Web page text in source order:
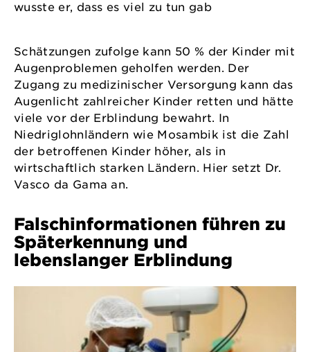
wusste er, dass es viel zu tun gab
Schätzungen zufolge kann 50 % der Kinder mit
Augenproblemen geholfen werden. Der
Zugang zu medizinischer Versorgung kann das
Augenlicht zahlreicher Kinder retten und hätte
viele vor der Erblindung bewahrt. In
Niedriglohnländern wie Mosambik ist die Zahl
der betroffenen Kinder höher, als in
wirtschaftlich starken Ländern. Hier setzt Dr.
Vasco da Gama an.
Falschinformationen führen zu
Späterkennung und
lebenslanger Erblindung